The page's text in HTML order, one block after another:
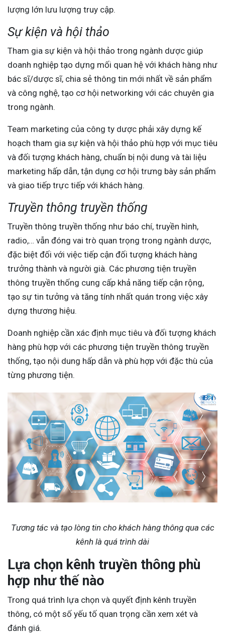
lượng lớn lưu lượng truy cập.
Sự kiện và hội thảo
Tham gia sự kiện và hội thảo trong ngành dược giúp
doanh nghiệp tạo dựng mối quan hệ với khách hàng như
bác sĩ/dược sĩ, chia sẻ thông tin mới nhất về sản phẩm
và công nghệ, tạo cơ hội networking với các chuyên gia
trong ngành.
Team marketing của công ty dược phải xây dựng kế
hoạch tham gia sự kiện và hội thảo phù hợp với mục tiêu
và đối tượng khách hàng, chuẩn bị nội dung và tài liệu
marketing hấp dẫn, tận dụng cơ hội trưng bày sản phẩm
và giao tiếp trực tiếp với khách hàng.
Truyền thông truyền thống
Truyền thông truyền thống như báo chí, truyền hình,
radio,… vẫn đóng vai trò quan trọng trong ngành dược,
đặc biệt đối với việc tiếp cận đối tượng khách hàng
trưởng thành và người già. Các phương tiện truyền
thông truyền thống cung cấp khả năng tiếp cận rộng,
tạo sự tin tưởng và tăng tính nhất quán trong việc xây
dựng thương hiệu.
Doanh nghiệp cần xác định mục tiêu và đối tượng khách
hàng phù hợp với các phương tiện truyền thông truyền
thống, tạo nội dung hấp dẫn và phù hợp với đặc thù của
từng phương tiện.
Tương tác và tạo lòng tin cho khách hàng thông qua các
kênh là quá trình dài
Lựa chọn kênh truyền thông phù
hợp như thế nào
Trong quá trình lựa chọn và quyết định kênh truyền
thông, có một số yếu tố quan trọng cần xem xét và
đánh giá.